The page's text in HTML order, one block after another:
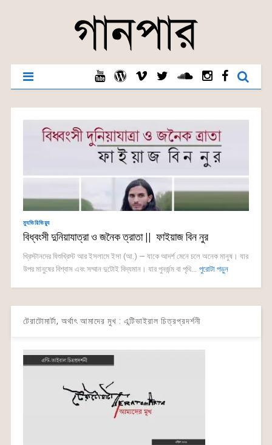
ম্যুভিরিভিয়্যু
বিধ্বংসী দুনিয়াযাত্রা ও জনৈক ত্রাতা || ফাইয়াজ বিন নুর
খ্রিস্টানদের যিশুখ্রিস্ট আর ইসলামে ইসা (আ.) — যাকে আদর্শ মেনে চলে অনেক মানুষ। যার
উপর মানুষের বিশ্বাস এবং সম্মান দুটোই বিদ্যমান। যার পুনর্জন্ম বা পৃথি... পুরোটা পড়ুন
টেরাটোমার্টা, অর্থাৎ আমাদের মুখ : এন্টিভাইরাল চিত্রপ্রদর্শনী